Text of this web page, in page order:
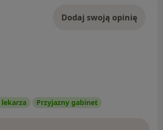
Dodaj swoją opinię
Przyjazny gabinet